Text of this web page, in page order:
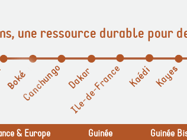
une ressource durable pour
& Europe Guinée Guinée